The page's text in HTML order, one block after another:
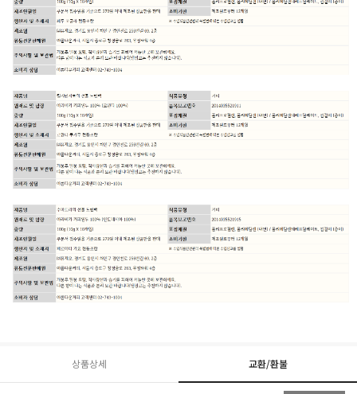
상품상세 교환/환불